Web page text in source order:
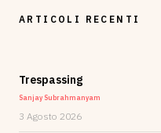
ARTICOLI RECENTI
Trespassing
Sanjay Subrahmanyam
3 Agosto 2026